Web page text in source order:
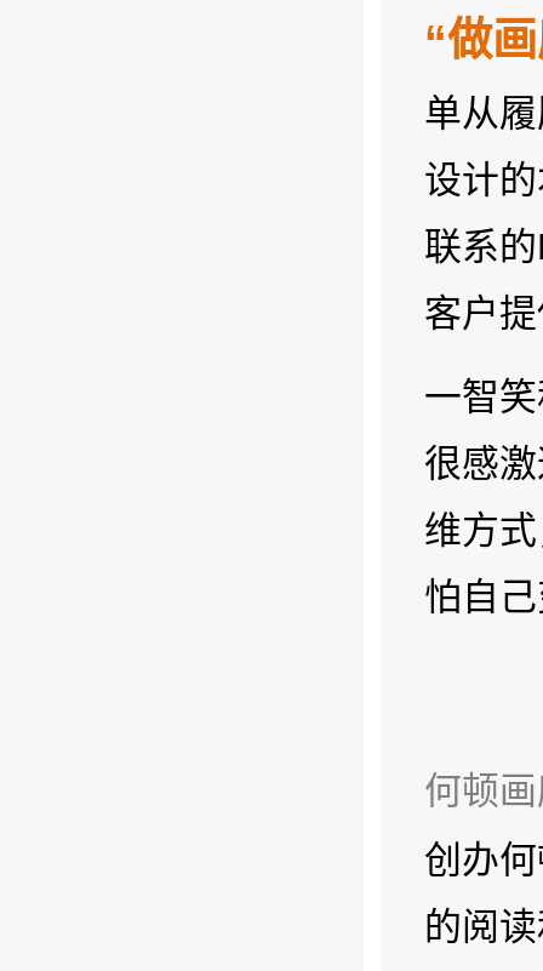
“做
单从
设计
联系
客户
一智
很感
维方
怕自
何顿
创办
的阅